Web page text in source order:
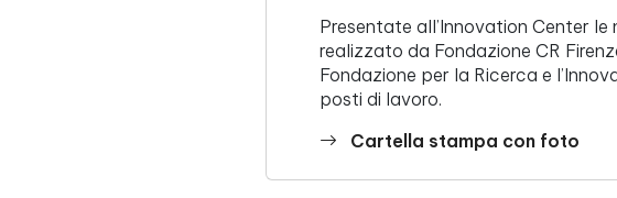
Presentate all’Innovation Center
realizzato da Fondazione CR
Fondazione per la Ricerca e
posti di lavoro.
Cartella stampa con foto